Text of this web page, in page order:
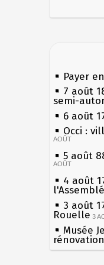
Payer
7 août
semi-
6 août
Occi :
AOÛT
5 août
AOÛT
4 août
3 août
Rouelle 3
Musée
rénovation
2 août